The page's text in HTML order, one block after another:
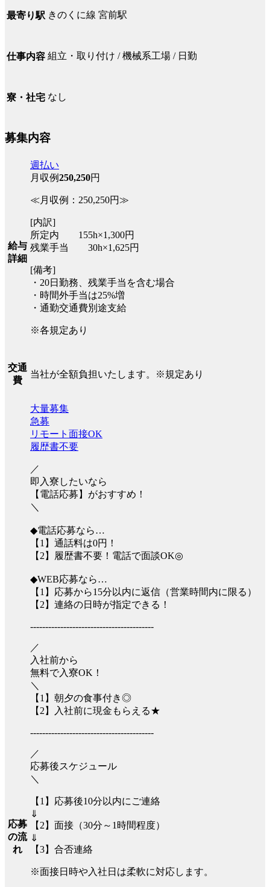
最寄り駅 きのくに線 宮前駅
仕事内容 組立・取り付け / 機械系工場 / 日勤
寮・社宅 なし
募集内容
給与
詳細
週払い
月収例250,250円
≪月収例：250,250円≫
[内訳]
所定内 155h×1,300円
残業手当 30h×1,625円
[備考]
・20日勤務、残業手当を含む場合
・時間外手当は25%増
・通勤交通費別途支給
※各規定あり
交通
費
当社が全額負担いたします。※規定あり
応募
の流
れ
大量募集
急募
リモート面接OK
履歴書不要
／
即入寮したいなら
【電話応募】がおすすめ！
＼
◆電話応募なら…
【1】通話料は0円！
【2】履歴書不要！電話で面談OK◎
◆WEB応募なら…
【1】応募から15分以内に返信（営業時間内に限る）
【2】連絡の日時が指定できる！
-----------------------------------------
／
入社前から
無料で入寮OK！
＼
【1】朝夕の食事付き◎
【2】入社前に現金もらえる★
-----------------------------------------
／
応募後スケジュール
＼
【1】応募後10分以内にご連絡
⇓
【2】面接（30分～1時間程度）
⇓
【3】合否連絡
※面接日時や入社日は柔軟に対応します。